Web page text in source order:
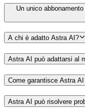
Un unico
A chi è adatto Astra AI?
Astra AI può adattarsi al
Come garantisce Astra
Astra AI può risolvere